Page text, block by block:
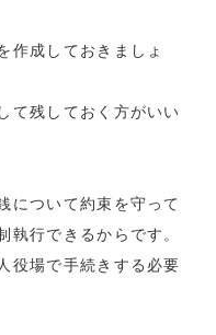
作成しておきましょ
て残しておく方がいい
について約束を守って
行できるからです。
役場で手続きする必要